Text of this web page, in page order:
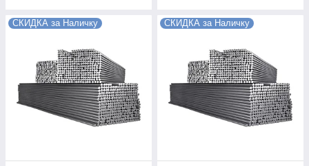
СКИДКА за Наличку СКИДКА за Наличку